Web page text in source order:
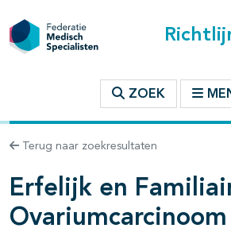
ZOEK
Terug naar zoekresultaten
Erfelijk en
Ovariumcarcinoom
binnen deze richtlijn